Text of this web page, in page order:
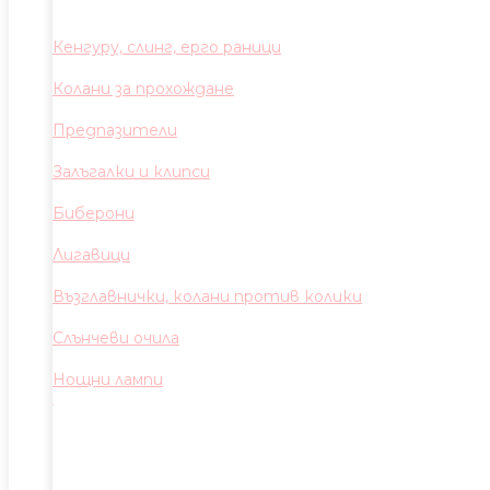
Кенгуру, слинг, ерго раници
Колани за прохождане
Предпазители
Залъгалки и клипси
Биберони
Лигавици
Възглавнички, колани против колики
Слънчеви очила
Нощни лампи